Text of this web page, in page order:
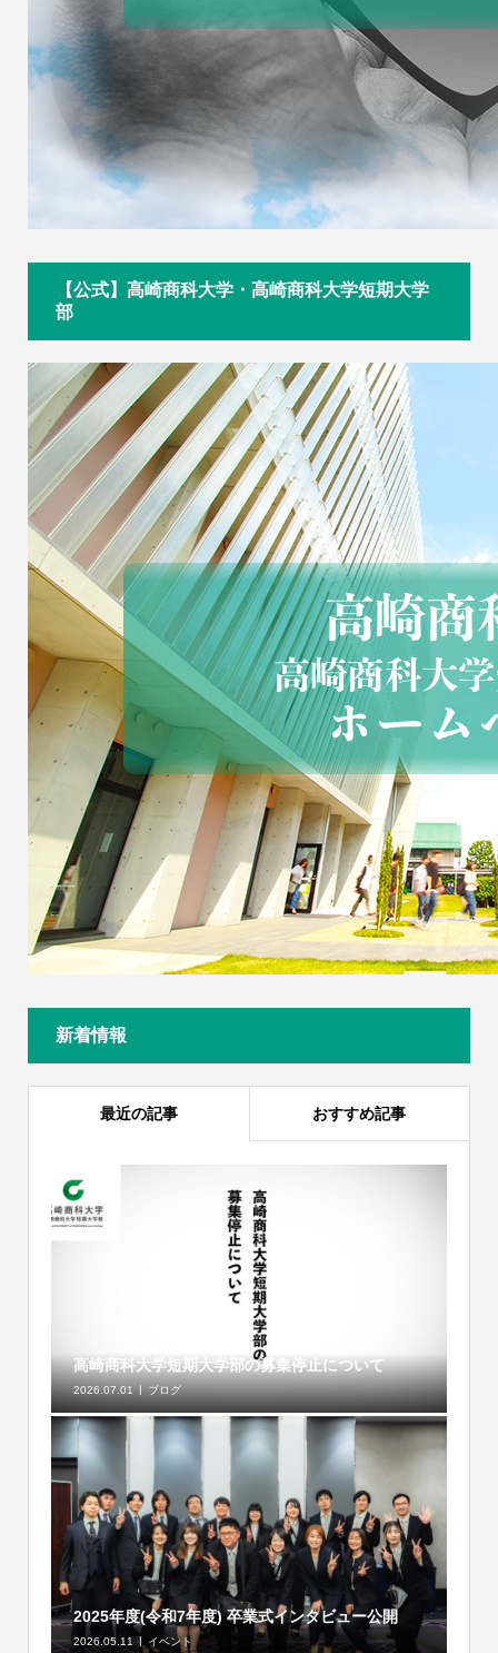
【公式】高崎商科大学・高崎商科大学短期大学
部
新着情報
最近の記事 おすすめ記事
高崎商科大学短期大学部の募集停止について
2026.07.01 ブログ
2025年度(令和7年度) 卒業式インタビュー公開
2026.05.11 イベント